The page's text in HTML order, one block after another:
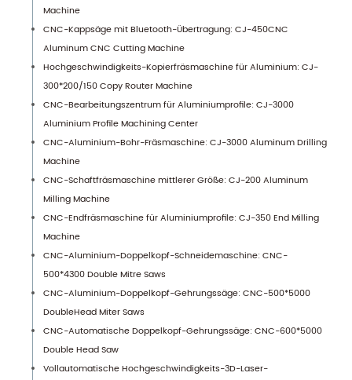
Machine
CNC-Kappsäge mit Bluetooth-Übertragung: CJ-450CNC
Aluminum CNC Cutting Machine
Hochgeschwindigkeits-Kopierfräsmaschine für Aluminium: CJ-
300*200/150 Copy Router Machine
CNC-Bearbeitungszentrum für Aluminiumprofile: CJ-3000
Aluminium Profile Machining Center
CNC-Aluminium-Bohr-Fräsmaschine: CJ-3000 Aluminum Drilling
Machine
CNC-Schaftfräsmaschine mittlerer Größe: CJ-200 Aluminum
Milling Machine
CNC-Endfräsmaschine für Aluminiumprofile: CJ-350 End Milling
Machine
CNC-Aluminium-Doppelkopf-Schneidemaschine: CNC-
500*4300 Double Mitre Saws
CNC-Aluminium-Doppelkopf-Gehrungssäge: CNC-500*5000
DoubleHead Miter Saws
CNC-Automatische Doppelkopf-Gehrungssäge: CNC-600*5000
Double Head Saw
Vollautomatische Hochgeschwindigkeits-3D-Laser-